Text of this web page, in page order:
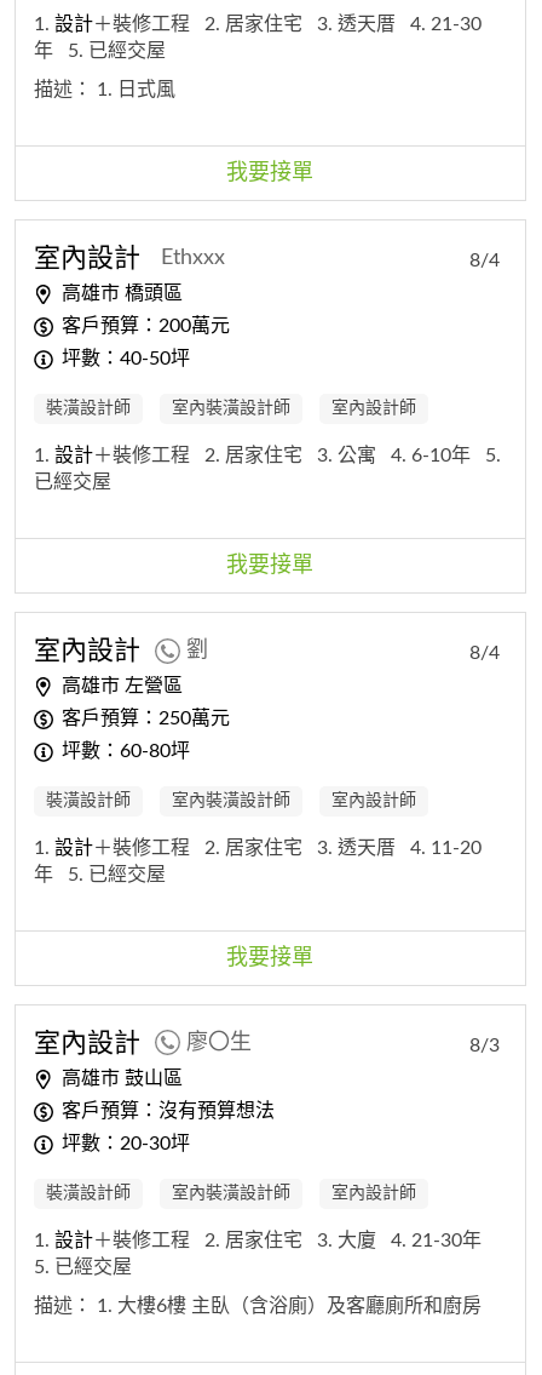
1.設計＋裝修工程 2. 居家住宅 3. 透天厝
4. 21-30
年
5. 已經交屋
描述： 1. 日式風
我要接單
室內設計 Ethxxx
高雄市 橋頭區
客戶預算：200萬元
坪數：40-50坪
8/4
裝潢設計師 室內裝潢設計師 室內設計師
1.設計＋裝修工程 2. 居家住宅 3. 公寓 4. 6-10年
5.
已經交屋
我要接單
室內設計 劉
高雄市 左營區
客戶預算：250萬元
坪數：60-80坪
8/4
裝潢設計師 室內裝潢設計師 室內設計師
1.設計＋裝修工程 2. 居家住宅 3. 透天厝
4. 11-20
年
5. 已經交屋
我要接單
室內設計 廖〇生
高雄市 鼓山區
客戶預算：沒有預算想法
坪數：20-30坪
8/3
裝潢設計師 室內裝潢設計師 室內設計師
1.設計＋裝修工程 2. 居家住宅 3. 大廈
4. 21-30年
5. 已經交屋
描述： 1. 大樓6樓 主臥（含浴廁）及客廳廁所和廚房